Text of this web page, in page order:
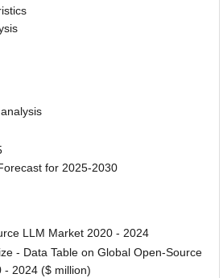
for 2025-2030
LLM Market 2020 - 2024
- Data Table on Global Open-Source
- 2024 ($ million)